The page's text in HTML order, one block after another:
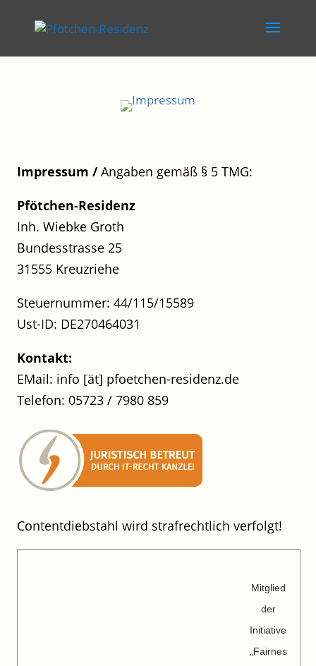
Impressum /Angaben gemäß § 5 TMG:
Pfötchen-Residenz
Inh. Wiebke Groth
Bundesstrasse 25
31555 Kreuzriehe
Steuernummer: 44/115/15589
Ust-ID: DE270464031
Kontakt:
EMail: info [ät] pfoetchen-residenz.de
Telefon: 05723 / 7980 859
Contentdiebstahl wird strafrechtlich verfolgt!
Mitglied
der
Initiative
„Fairnes